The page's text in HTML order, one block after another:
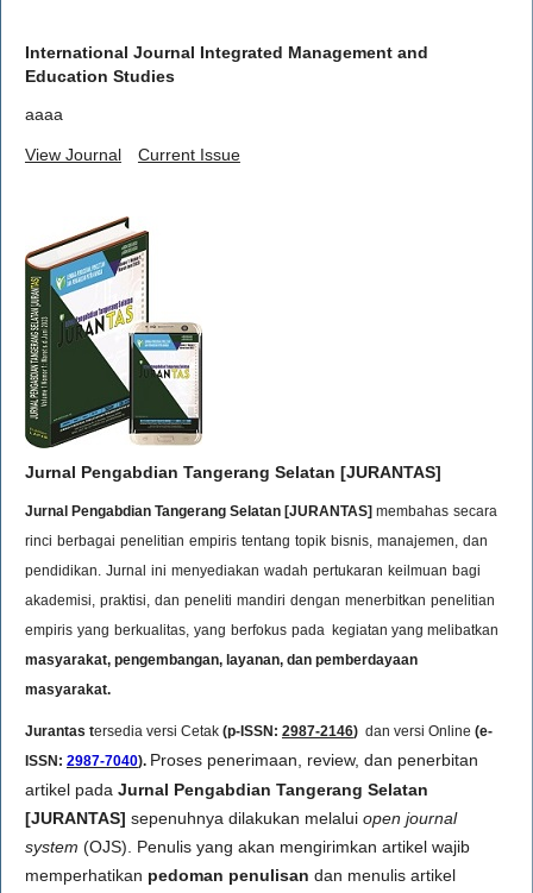
International Journal Integrated Management and
Education Studies
aaaa
View Journal Current Issue
Jurnal Pengabdian Tangerang Selatan [JURANTAS]
Jurnal Pengabdian Tangerang Selatan [JURANTAS] membahas secara
rinci berbagai penelitian empiris tentang topik bisnis, manajemen, dan
pendidikan. Jurnal ini menyediakan wadah pertukaran keilmuan bagi
akademisi, praktisi, dan peneliti mandiri dengan menerbitkan penelitian
empiris yang berkualitas, yang berfokus padakegiatan yang melibatkan
masyarakat, pengembangan, layanan, dan pemberdayaan
masyarakat.
Jurantas tersedia versi Cetak (p-ISSN: 2987-2146) dan versi Online (e-
ISSN: 2987-7040). Proses penerimaan, review, dan penerbitan
artikel pada Jurnal Pengabdian Tangerang Selatan
[JURANTAS] sepenuhnya dilakukan melalui open journal
system (OJS). Penulis yang akan mengirimkan artikel wajib
memperhatikan pedoman penulisan dan menulis artikel